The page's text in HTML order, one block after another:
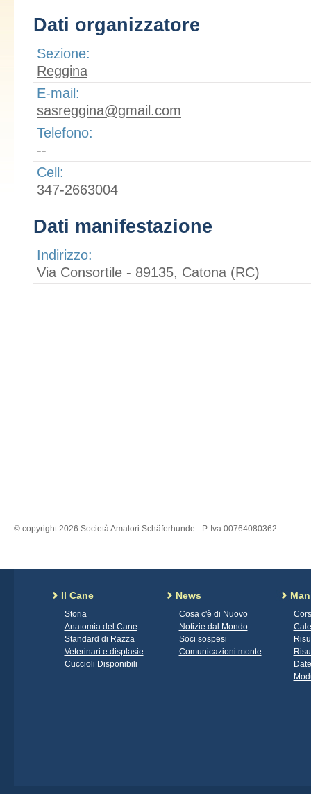
Dati organizzatore
Sezione:
Reggina
E-mail:
sasreggina@gmail.com
Telefono:
--
Cell:
347-2663004
Dati manifestazione
Indirizzo:
Via Consortile - 89135, Catona (RC)
© copyright 2026 Società Amatori Schäferhunde - P. Iva 00764080362
Il Cane
Storia
Anatomia del Cane
Standard di Razza
Veterinari e displasie
Cuccioli Disponibili
News
Cosa c'è di Nuovo
Notizie dal Mondo
Soci sospesi
Comunicazioni monte